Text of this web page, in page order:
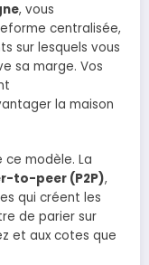
, vous
centralisée,
sur lesquels vous
sa marge. Vos
la maison
modèle. La
to-peer (P2P),
qui créent les
de parier sur
et aux cotes que